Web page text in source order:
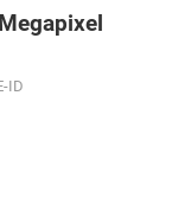
ID